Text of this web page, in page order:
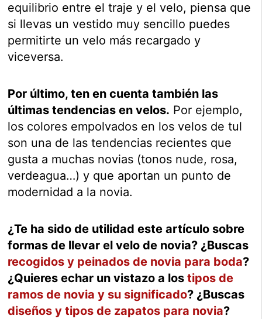
equilibrio entre el traje y el velo, piensa que
si llevas un vestido muy sencillo puedes
permitirte un velo más recargado y
viceversa.
Por último, ten en cuenta también las
últimas tendencias en velos. Por ejemplo,
los colores empolvados en los velos de tul
son una de las tendencias recientes que
gusta a muchas novias (tonos nude, rosa,
verdeagua…) y que aportan un punto de
modernidad a la novia.
¿Te ha sido de utilidad este artículo sobre
formas de llevar el velo de novia? ¿Buscas
recogidos y peinados de novia para boda?
¿Quieres echar un vistazo a lostipos de
ramos de novia y su significado? ¿Buscas
diseños y tipos de zapatos para novia?